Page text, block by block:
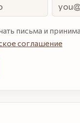
письма и
соглашение